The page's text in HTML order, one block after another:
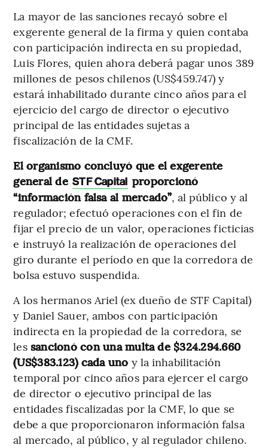
La mayor de las sanciones recayó sobre el
exgerente general de la firma y quien contaba
con participación indirecta en su propiedad,
Luis Flores, quien ahora deberá pagar unos 389
millones de pesos chilenos (US$459.747) y
estará inhabilitado durante cinco años para el
ejercicio del cargo de director o ejecutivo
principal de las entidades sujetas a
fiscalización de la CMF.
El organismo concluyó que el exgerente
general de STF Capital proporcionó
“información falsa al mercado”, al público y al
regulador; efectuó operaciones con el fin de
fijar el precio de un valor, operaciones ficticias
e instruyó la realización de operaciones del
giro durante el período en que la corredora de
bolsa estuvo suspendida.
A los hermanos Ariel (ex dueño de STF Capital)
y Daniel Sauer, ambos con participación
indirecta en la propiedad de la corredora, se
lessancionó con una multa de $324.294.660
(US$383.123) cada uno y la inhabilitación
temporal por cinco años para ejercer el cargo
de director o ejecutivo principal de las
entidades fiscalizadas por la CMF, lo que se
debe a que proporcionaron información falsa
al mercado, al público, y al regulador chileno.